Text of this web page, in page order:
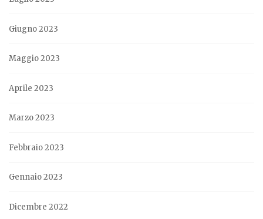
Giugno 2023
Maggio 2023
Aprile 2023
Marzo 2023
Febbraio 2023
Gennaio 2023
Dicembre 2022